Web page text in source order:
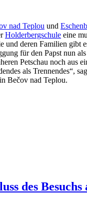
nad Teplou und
Holderbergschule eine
deren Familien gibt
für den Papst nun
Petschau noch aus
als Trennendes“,
in Bečov nad Teplou.
des Besuchs